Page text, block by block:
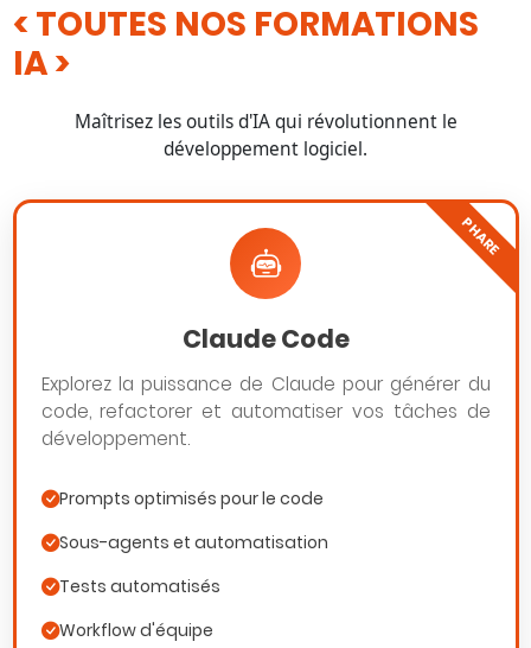
TOUTES NOS FORMATIONS
IA
Maîtrisez les outils d'IA qui révolutionnent le
développement logiciel.
PHARE
Claude Code
Explorez la puissance de Claude pour générer du
code, refactorer et automatiser vos tâches de
développement.
Prompts optimisés pour le code
Sous-agents et automatisation
Tests automatisés
Workflow d'équipe